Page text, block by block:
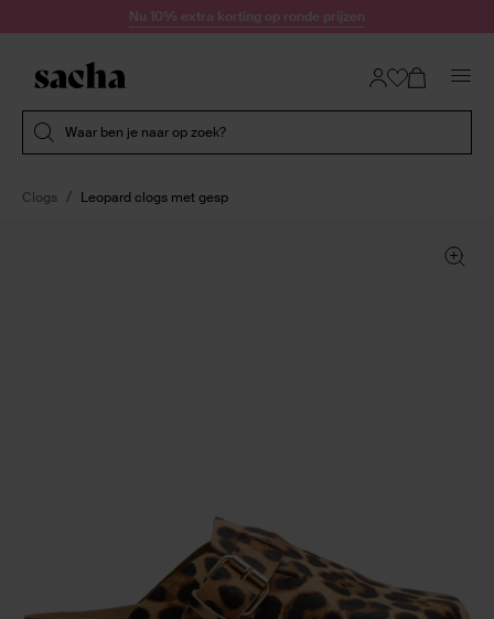
Doorgaan naar artikelNu 10% extra korting op ronde prijzen
Waar ben je naar op zoek?
Clogs Leopard clogs met gesp